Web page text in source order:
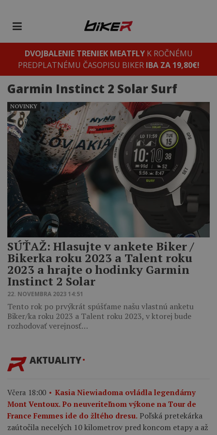
DVOJBALENIE TRENIEK MEATFLYK ROČNÉMU
PREDPLATNÉMU ČASOPISU BIKER IBA ZA 19,80€!
Garmin Instinct 2 Solar Surf
SÚŤAŽ: Hlasujte v ankete Biker /
Bikerka roku 2023 a Talent roku
2023 a hrajte o hodinky Garmin
Instinct 2 Solar
22. NOVEMBRA 2023 14:51
Tento rok po prvýkrát spúšťame našu vlastnú anketu
Biker/ka roku 2023 a Talent roku 2023, v ktorej bude
rozhodovať verejnosť…
NOVINKY
AKTUALITY
Včera 18:00
Kasia Niewiadoma ovládla legendárny
Mont Ventoux. Po neuveriteľnom výkone na Tour de
France Femmes ide do žltého dresu. Poľská pretekárka
zaútočila necelých 10 kilometrov pred koncom etapy a až